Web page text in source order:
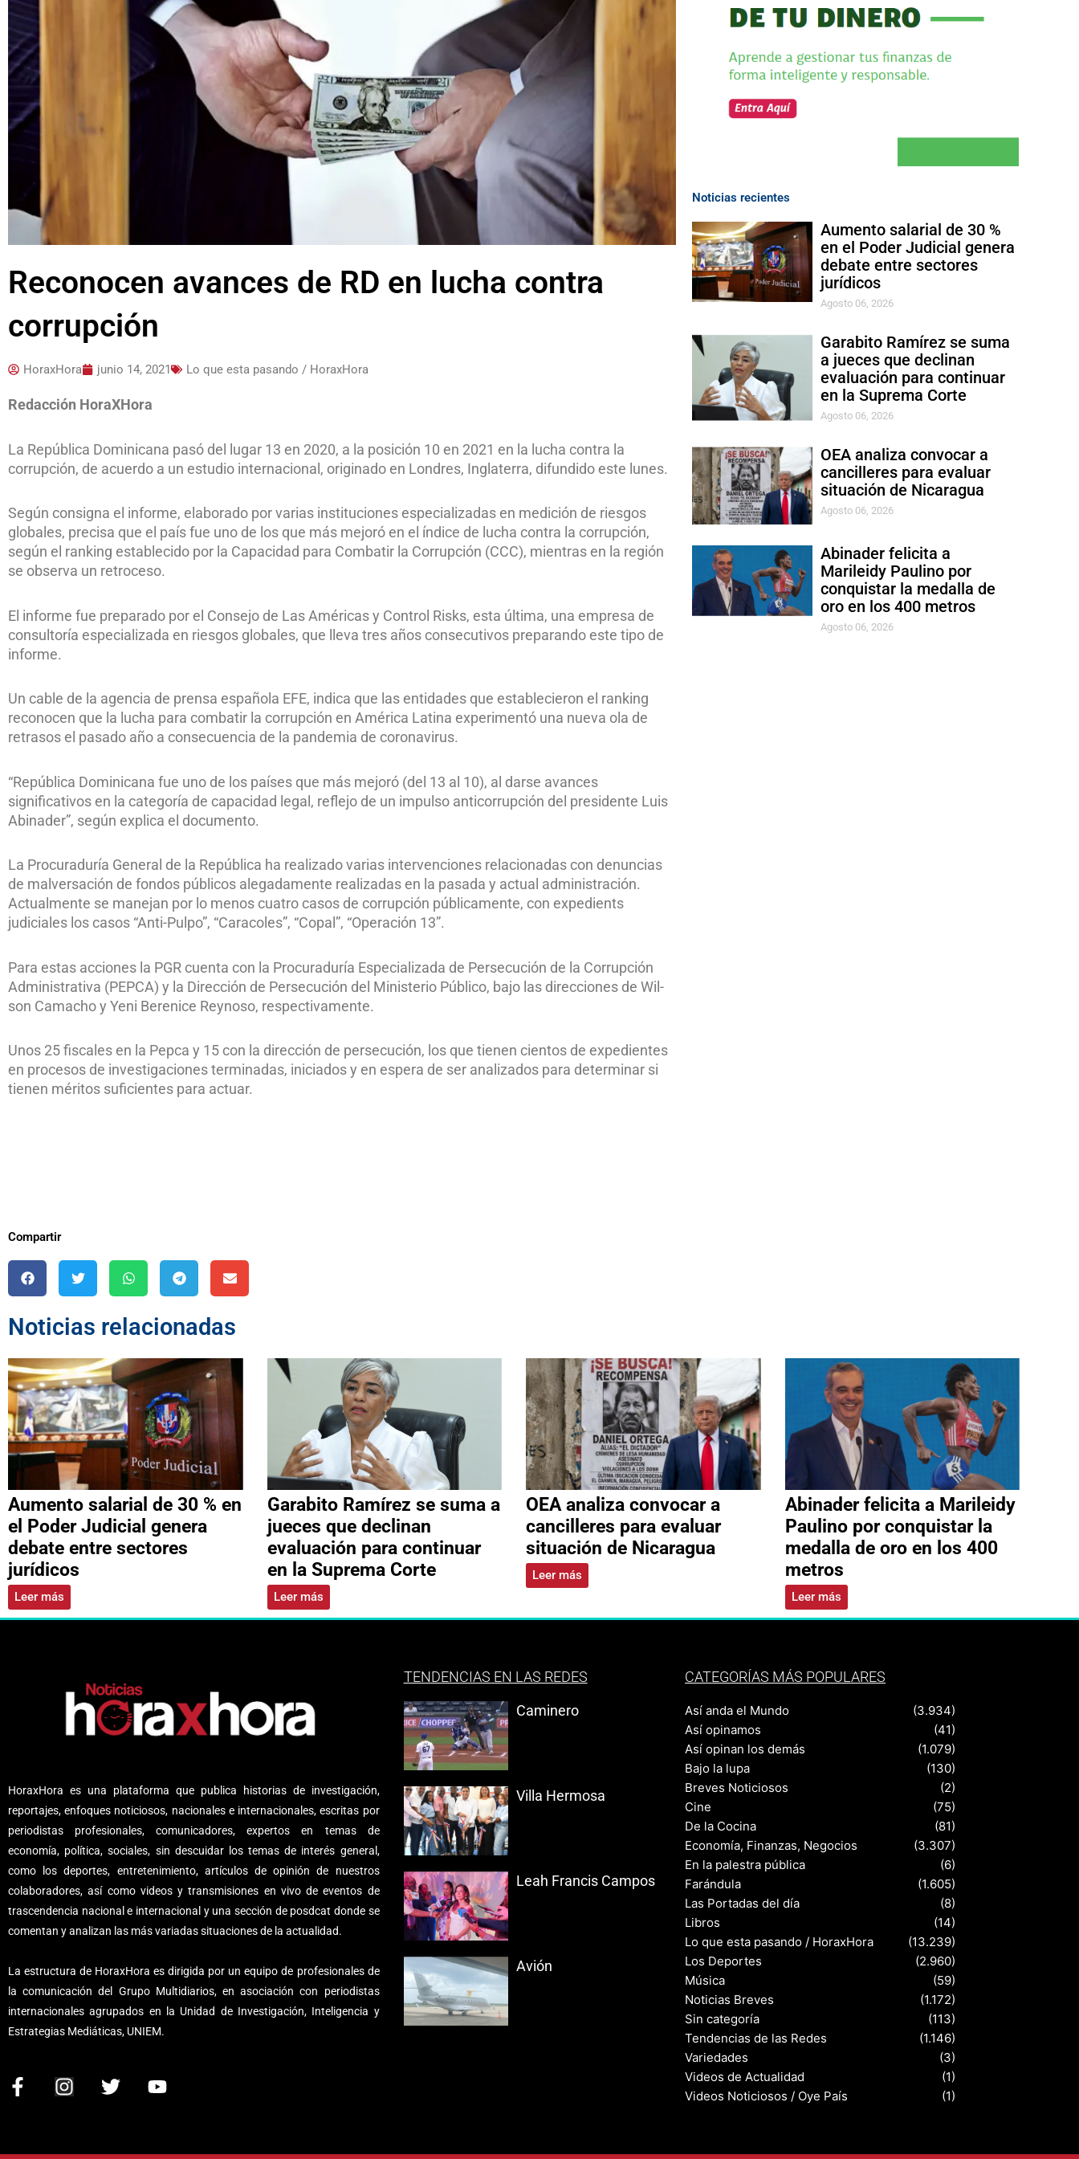
Reconocen avances de RD en lucha contra
corrupción
HoraxHora junio 14, 2021 Lo que esta pasando / HoraxHora
Redacción HoraXHora
La República Dominicana pasó del lugar 13 en 2020, a la posición 10 en 2021 en la lucha contra la
corrupción, de acuerdo a un estudio internacional, originado en Londres, Inglaterra, difundido este lunes.
Según consigna el informe, elaborado por varias instituciones especializadas en medición de riesgos
globales, precisa que el país fue uno de los que más mejoró en el índice de lucha contra la corrupción,
según el ranking establecido por la Capacidad para Combatir la Corrupción (CCC), mientras en la región
se observa un retroceso.
El informe fue preparado por el Consejo de Las Américas y Control Risks, esta última, una empresa de
consultoría especializada en riesgos globales, que lleva tres años consecutivos preparando este tipo de
informe.
Un cable de la agencia de prensa española EFE, indica que las entidades que establecieron el ranking
reconocen que la lucha para combatir la corrupción en América Latina experimentó una nueva ola de
retrasos el pasado año a consecuencia de la pandemia de coronavirus.
“República Dominicana fue uno de los países que más mejoró (del 13 al 10), al darse avances
significativos en la categoría de capacidad legal, reflejo de un impulso anticorrupción del presidente Luis
Abinader”, según explica el documento.
La Procuraduría General de la República ha realizado varias intervenciones relacionadas con denuncias
de malversación de fondos públicos alegadamente realizadas en la pasada y actual administración.
Actualmente se manejan por lo menos cuatro casos de corrupción públicamente, con expedients
judiciales los casos “Anti-Pulpo”, “Caracoles”, “Copal”, “Operación 13”.
Para estas acciones la PGR cuenta con la Procuraduría Especializada de Persecución de la Corrupción
Administrativa (PEPCA) y la Dirección de Persecución del Ministerio Público, bajo las direcciones de Wil­
son Camacho y Yeni Berenice Reynoso, respectivamente.
Unos 25 fiscales en la Pepca y 15 con la dirección de persecución, los que tienen cientos de expedientes
en procesos de investigaciones terminadas, iniciados y en espera de ser analizados para determinar si
tienen méritos suficientes para actuar.
Compartir
Noticias recientes
Aumento salarial de 30 %
en el Poder Judicial genera
debate entre sectores
jurídicos
Agosto 06, 2026
Garabito Ramírez se suma
a jueces que declinan
evaluación para continuar
en la Suprema Corte
Agosto 06, 2026
OEA analiza convocar a
cancilleres para evaluar
situación de Nicaragua
Agosto 06, 2026
Abinader felicita a
Marileidy Paulino por
conquistar la medalla de
oro en los 400 metros
Agosto 06, 2026
Noticias relacionadas
Aumento salarial de 30 % en
el Poder Judicial genera
debate entre sectores
jurídicos
Leer más
Garabito Ramírez se suma a
jueces que declinan
evaluación para continuar
en la Suprema Corte
Leer más
OEA analiza convocar a
cancilleres para evaluar
situación de Nicaragua
Leer más
Abinader felicita a Marileidy
Paulino por conquistar la
medalla de oro en los 400
metros
Leer más
HoraxHora es una plataforma que publica historias de investigación,
reportajes, enfoques noticiosos, nacionales e internacionales, escritas por
periodistas profesionales, comunicadores, expertos en temas de
economía, política, sociales, sin descuidar los temas de interés general,
como los deportes, entretenimiento, artículos de opinión de nuestros
colaboradores, así como videos y transmisiones en vivo de eventos de
trascendencia nacional e internacional y una sección de posdcat donde se
comentan y analizan las más variadas situaciones de la actualidad.
La estructura de HoraxHora es dirigida por un equipo de profesionales de
la comunicación del Grupo Multidiarios, en asociación con periodistas
internacionales agrupados en la Unidad de Investigación, Inteligencia y
Estrategias Mediáticas, UNIEM.
F
I
T
Y
TENDENCIAS EN LAS REDES
Caminero
Villa Hermosa
Leah Francis Campos
Avión
CATEGORÍAS MÁS POPULARES
Así anda el Mundo
(3.934)
Así opinamos
(41)
Así opinan los demás
(1.079)
Bajo la lupa
(130)
Breves Noticiosos
(2)
Cine
(75)
De la Cocina
(81)
Economía, Finanzas, Negocios
(3.307)
En la palestra pública
(6)
Farándula
(1.605)
Las Portadas del día
(8)
Libros
(14)
Lo que esta pasando / HoraxHora
(13.239)
Los Deportes
(2.960)
Música
(59)
Noticias Breves
(1.172)
Sin categoría
(113)
Tendencias de las Redes
(1.146)
Variedades
(3)
Videos de Actualidad
(1)
Videos Noticiosos / Oye País
(1)